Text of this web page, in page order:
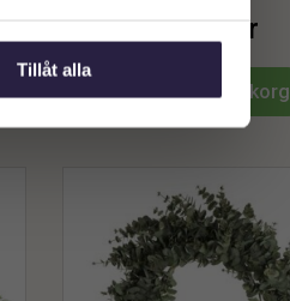
Tillåt alla
1209kr
Lägg till i varukorg